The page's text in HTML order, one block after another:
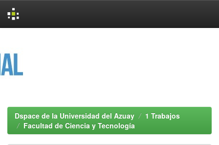
Dspace de la Universidad del Azuay
1 Trabajos
Facultad de Ciencia y Tecnología